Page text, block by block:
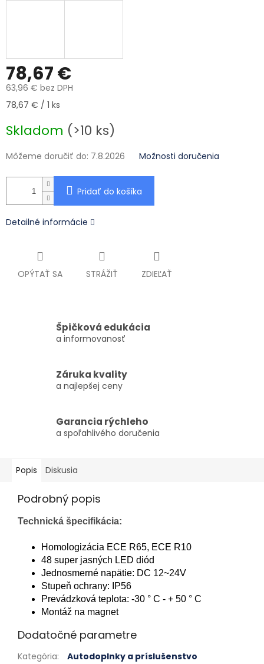
78,67 €
63,96 € bez DPH
Jednotková cena:
78,67 € / 1 ks
Skladom (>10 ks)
Môžeme doručiť do: 7.8.2026 Možnosti doručenia
Pridať do košíka
Detailné informácie
OPÝTAŤ SA STRÁŽIŤ ZDIEĽAŤ
Špičková edukácia
a informovanosť
Záruka kvality
a najlepšej ceny
Garancia rýchleho
a spoľahlivého doručenia
Popis Diskusia
Podrobný popis
Technická špecifikácia:
Homologizácia ECE R65, ECE R10
48 super jasných LED diód
Jednosmerné napätie: DC 12~24V
Stupeň ochrany: IP56
Prevádzková teplota: -30 ° C - + 50 ° C
Montáž na magnet
Dodatočné parametre
Kategória:
Autodoplnky a príslušenstvo